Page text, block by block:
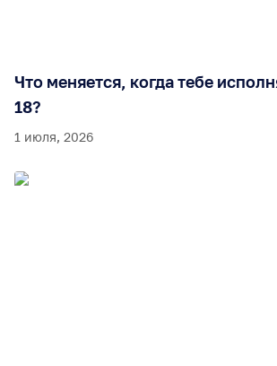
Что меняется, когда тебе
18?
1 июля, 2026